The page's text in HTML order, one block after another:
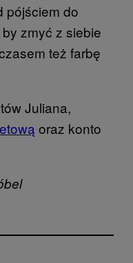
pójściem do
zmyć z siebie
też farbę
Juliana,
oraz konto